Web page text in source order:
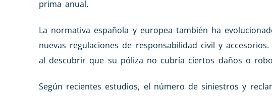
prima anual.
La normativa española y europea también ha
nuevas regulaciones de responsabilidad civil y
al descubrir que su póliza no cubría ciertos daños o
Según recientes estudios, el número de siniestros y